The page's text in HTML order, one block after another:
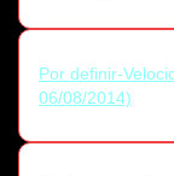
Por definir-
06/08/2014)